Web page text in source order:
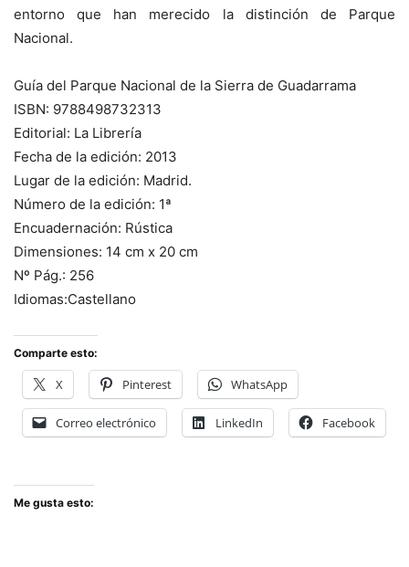
entorno que han merecido la distinción de Parque
Nacional.
Guía del Parque Nacional de la Sierra de Guadarrama
ISBN: 9788498732313
Editorial: La Librería
Fecha de la edición: 2013
Lugar de la edición: Madrid.
Número de la edición: 1ª
Encuadernación: Rústica
Dimensiones: 14 cm x 20 cm
Nº Pág.: 256
Idiomas:Castellano
Comparte esto:
X Pinterest WhatsApp
Correo electrónico LinkedIn Facebook
Me gusta esto: